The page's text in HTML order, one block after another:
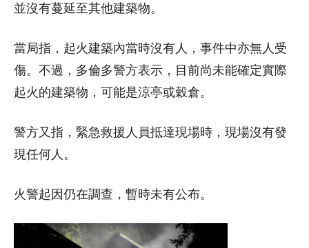
並沒有蔓延至其他建築物。
當局指，起火建築內當時沒有人，事件中亦無人受
傷。不過，多倫多警方表示，目前尚未能確定實際
起火的建築物，可能是涼亭或穀倉。
警方又指，緊急救援人員抵達現場時，現場沒有發
現任何人。
火警起因仍在調查，暫時未有公布。